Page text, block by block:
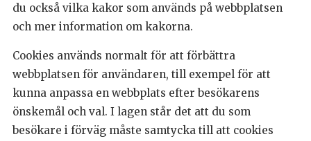
du också vilka kakor som används på webbplatsen
och mer information om kakorna.
Cookies används normalt för att förbättra
webbplatsen för användaren, till exempel för att
kunna anpassa en webbplats efter besökarens
önskemål och val. I lagen står det att du som
besökare i förväg måste samtycka till att cookies